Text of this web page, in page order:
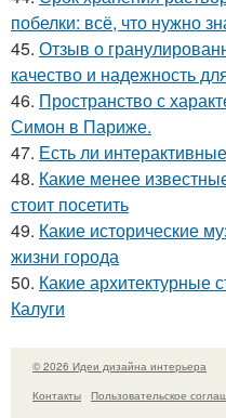
побелки: всё, что нужно
45. Отзыв о
качество и надежность
46. Пространство с
Симон в Париже.
47. Есть ли
48. Какие менее
стоит посетить
49. Какие исторические
жизни города
50. Какие архитектурные
Калуги
© 2026 Идеи дизайна интерьера
Контакты
Пользовательское